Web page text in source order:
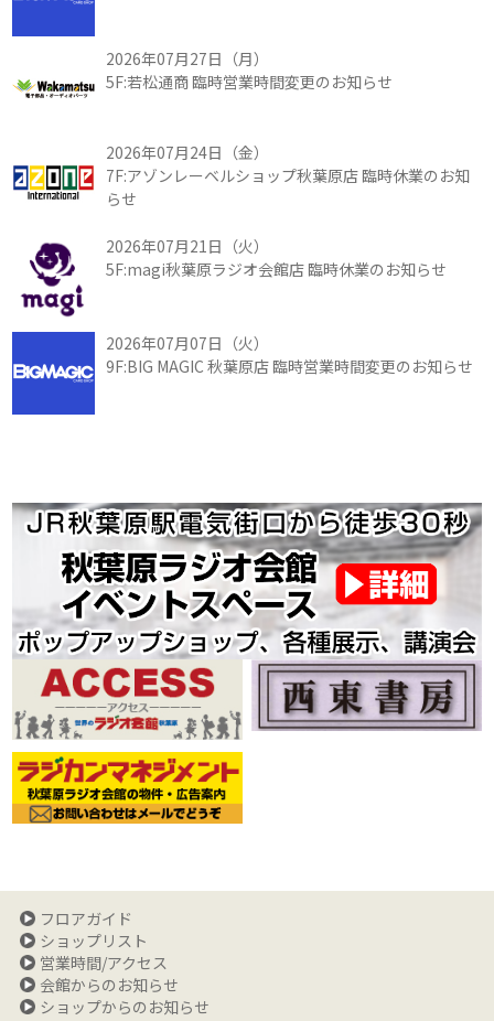
2026年07月27日（月）
5F:若松通商 臨時営業時間変更のお知らせ
2026年07月24日（金）
7F:アゾンレーベルショップ秋葉原店 臨時休業のお知
らせ
2026年07月21日（火）
5F:magi秋葉原ラジオ会館店 臨時休業のお知らせ
2026年07月07日（火）
9F:BIG MAGIC 秋葉原店 臨時営業時間変更のお知らせ
フロアガイド
ショップリスト
営業時間/アクセス
会館からのお知らせ
ショップからのお知らせ